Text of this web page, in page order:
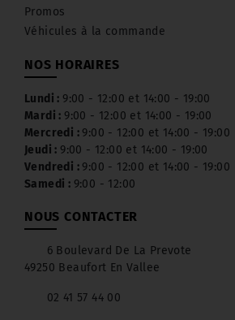
Promos
Véhicules à la commande
NOS HORAIRES
Lundi : 9:00 - 12:00 et 14:00 - 19:00
Mardi : 9:00 - 12:00 et 14:00 - 19:00
Mercredi : 9:00 - 12:00 et 14:00 - 19:00
Jeudi : 9:00 - 12:00 et 14:00 - 19:00
Vendredi : 9:00 - 12:00 et 14:00 - 19:00
Samedi : 9:00 - 12:00
NOUS CONTACTER
6 Boulevard De La Prevote
49250 Beaufort En Vallee
02 41 57 44 00